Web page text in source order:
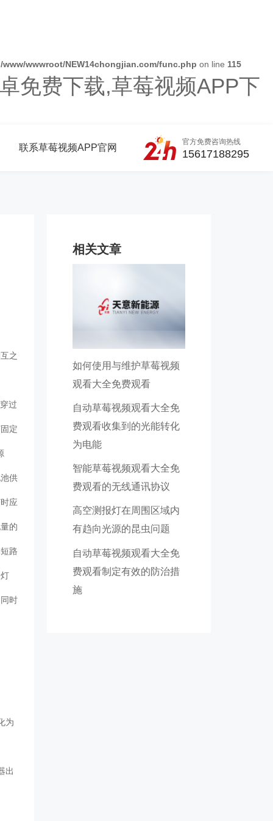
/www/wwwroot/NEW14chongjian.com/func.php on line 115
免费下载,草莓视频APP下
联系草莓视频APP官网
官方免费咨询热线
15617188295
之
过
定
供
应
的
路
时
为
出
相关文章
如何使用与维护草莓视频
观看大全免费观看
自动草莓视频观看大全免
费观看收集到的光能转化
为电能
智能草莓视频观看大全免
费观看的无线通讯协议
高空测报灯在周围区域内
有趋向光源的昆虫问题
自动草莓视频观看大全免
费观看制定有效的防治措
施